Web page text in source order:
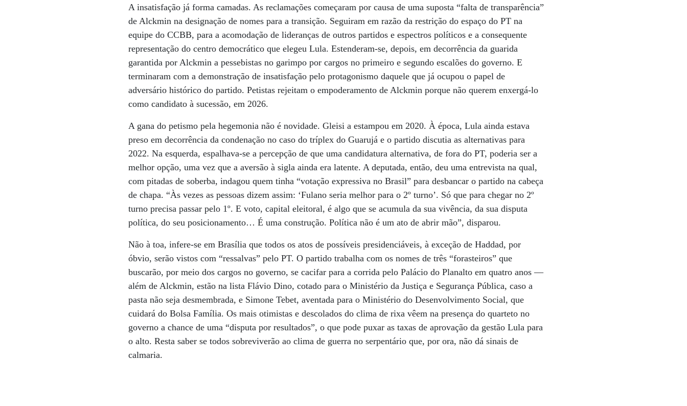
A insatisfação já forma camadas. As reclamações começaram por causa de uma suposta “falta de transparência”
de Alckmin na designação de nomes para a transição. Seguiram em razão da restrição do espaço do PT na
equipe do CCBB, para a acomodação de lideranças de outros partidos e espectros políticos e a consequente
representação do centro democrático que elegeu Lula. Estenderam-se, depois, em decorrência da guarida
garantida por Alckmin a pessebistas no garimpo por cargos no primeiro e segundo escalões do governo. E
terminaram com a demonstração de insatisfação pelo protagonismo daquele que já ocupou o papel de
adversário histórico do partido. Petistas rejeitam o empoderamento de Alckmin porque não querem enxergá-lo
como candidato à sucessão, em 2026.
A gana do petismo pela hegemonia não é novidade. Gleisi a estampou em 2020. À época, Lula ainda estava
preso em decorrência da condenação no caso do tríplex do Guarujá e o partido discutia as alternativas para
2022. Na esquerda, espalhava-se a percepção de que uma candidatura alternativa, de fora do PT, poderia ser a
melhor opção, uma vez que a aversão à sigla ainda era latente. A deputada, então, deu uma entrevista na qual,
com pitadas de soberba, indagou quem tinha “votação expressiva no Brasil” para desbancar o partido na cabeça
de chapa. “Às vezes as pessoas dizem assim: ‘Fulano seria melhor para o 2º turno’. Só que para chegar no 2º
turno precisa passar pelo 1º. E voto, capital eleitoral, é algo que se acumula da sua vivência, da sua disputa
política, do seu posicionamento… É uma construção. Política não é um ato de abrir mão”, disparou.
Não à toa, infere-se em Brasília que todos os atos de possíveis presidenciáveis, à exceção de Haddad, por
óbvio, serão vistos com “ressalvas” pelo PT. O partido trabalha com os nomes de três “forasteiros” que
buscarão, por meio dos cargos no governo, se cacifar para a corrida pelo Palácio do Planalto em quatro anos —
além de Alckmin, estão na lista Flávio Dino, cotado para o Ministério da Justiça e Segurança Pública, caso a
pasta não seja desmembrada, e Simone Tebet, aventada para o Ministério do Desenvolvimento Social, que
cuidará do Bolsa Família. Os mais otimistas e descolados do clima de rixa vêem na presença do quarteto no
governo a chance de uma “disputa por resultados”, o que pode puxar as taxas de aprovação da gestão Lula para
o alto. Resta saber se todos sobreviverão ao clima de guerra no serpentário que, por ora, não dá sinais de
calmaria.